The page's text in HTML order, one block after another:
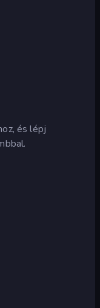
és lépj